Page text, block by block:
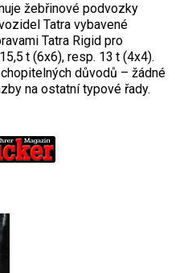
žebřinové podvozky
Tatra vybavené
Tatra Rigid pro
t (6x6), resp. 13 t (4x4).
důvodů – žádné
na ostatní typové řady.